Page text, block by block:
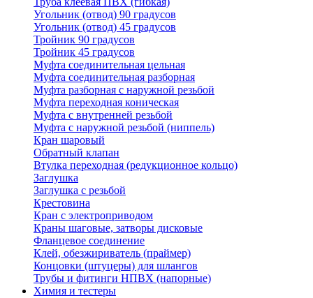
Угольник (отвод) 90 градусов
Угольник (отвод) 45 градусов
Тройник 90 градусов
Тройник 45 градусов
Муфта соединительная цельная
Муфта соединительная разборная
Муфта разборная с наружной резьбой
Муфта переходная коническая
Муфта с внутренней резьбой
Муфта с наружной резьбой (ниппель)
Кран шаровый
Обратный клапан
Втулка переходная (редукционное кольцо)
Заглушка
Заглушка с резьбой
Крестовина
Кран с электроприводом
Краны шаговые, затворы дисковые
Фланцевое соединение
Клей, обезжириватель (праймер)
Концовки (штуцеры) для шлангов
Трубы и фитинги НПВХ (напорные)
Химия и тестеры